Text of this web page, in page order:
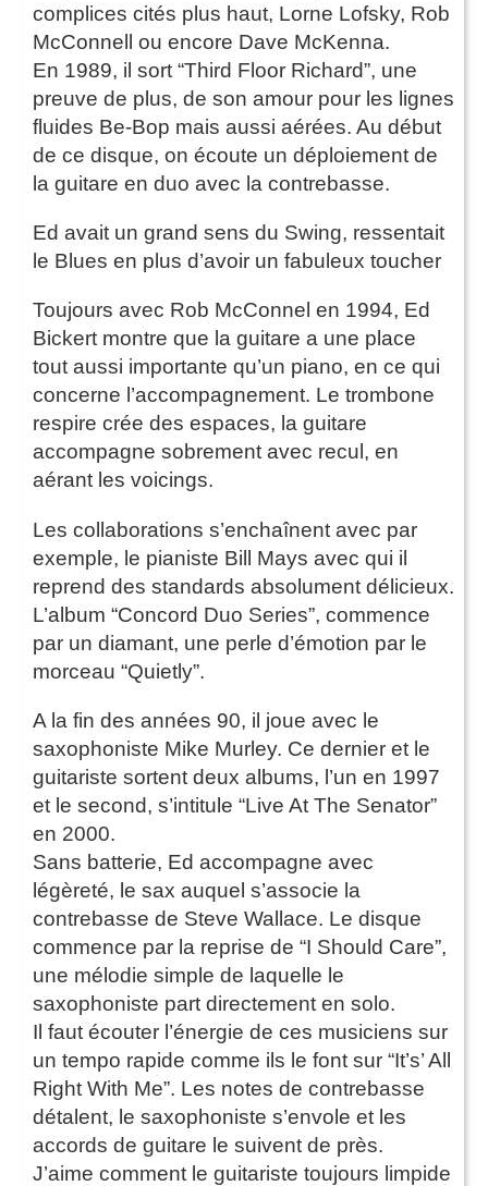
complices cités plus haut, Lorne Lofsky, Rob
McConnell ou encore Dave McKenna.
En 1989, il sort “Third Floor Richard”, une
preuve de plus, de son amour pour les lignes
fluides Be-Bop mais aussi aérées. Au début
de ce disque, on écoute un déploiement de
la guitare en duo avec la contrebasse.
Ed avait un grand sens du Swing, ressentait
le Blues en plus d’avoir un fabuleux toucher
Toujours avec Rob McConnel en 1994, Ed
Bickert montre que la guitare a une place
tout aussi importante qu’un piano, en ce qui
concerne l’accompagnement. Le trombone
respire crée des espaces, la guitare
accompagne sobrement avec recul, en
aérant les voicings.
Les collaborations s’enchaînent avec par
exemple, le pianiste Bill Mays avec qui il
reprend des standards absolument délicieux.
L’album “Concord Duo Series”, commence
par un diamant, une perle d’émotion par le
morceau “Quietly”.
A la fin des années 90, il joue avec le
saxophoniste Mike Murley. Ce dernier et le
guitariste sortent deux albums, l’un en 1997
et le second, s’intitule “Live At The Senator”
en 2000.
Sans batterie, Ed accompagne avec
légèreté, le sax auquel s’associe la
contrebasse de Steve Wallace. Le disque
commence par la reprise de “I Should Care”,
une mélodie simple de laquelle le
saxophoniste part directement en solo.
Il faut écouter l’énergie de ces musiciens sur
un tempo rapide comme ils le font sur “It’s’ All
Right With Me”. Les notes de contrebasse
détalent, le saxophoniste s’envole et les
accords de guitare le suivent de près.
J’aime comment le guitariste toujours limpide